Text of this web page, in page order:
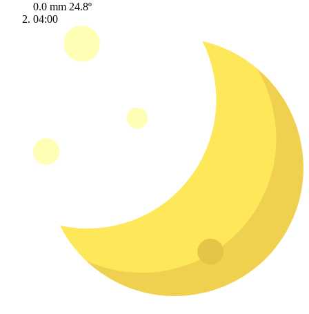
0.0 mm 24.8º
04:00